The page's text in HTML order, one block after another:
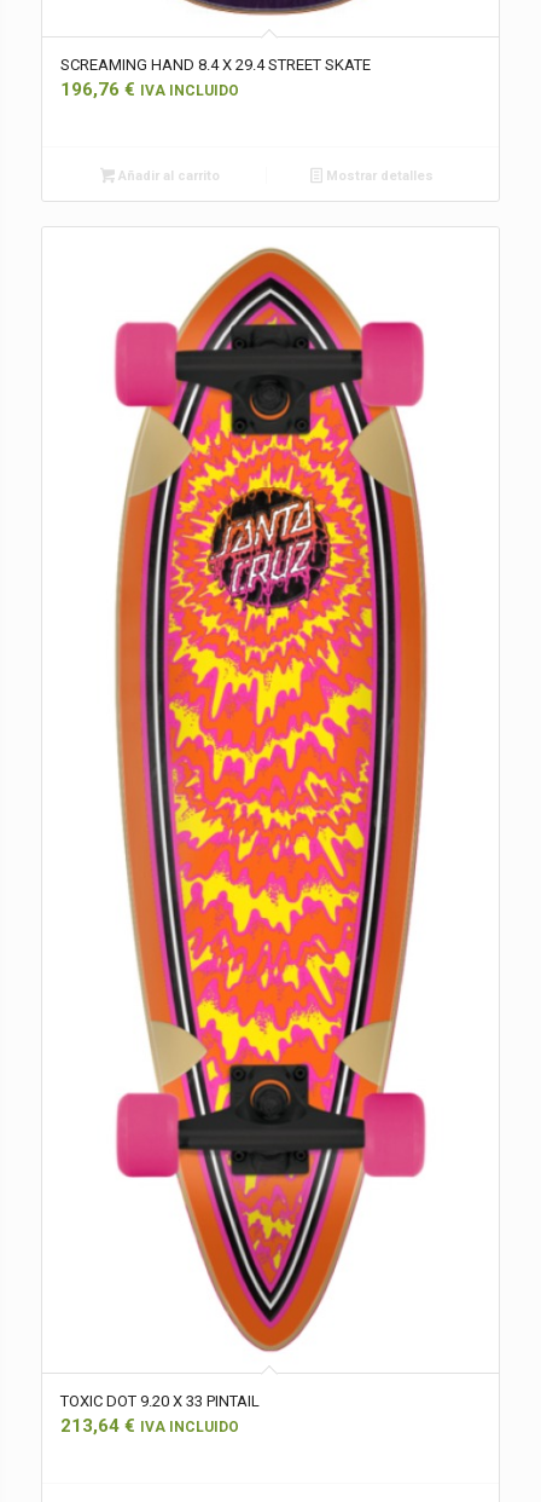
SCREAMING HAND 8.4 X 29.4 STREET SKATE
196,76 € IVA INCLUIDO
Añadir al carrito Mostrar detalles
TOXIC DOT 9.20 X 33 PINTAIL
213,64 € IVA INCLUIDO